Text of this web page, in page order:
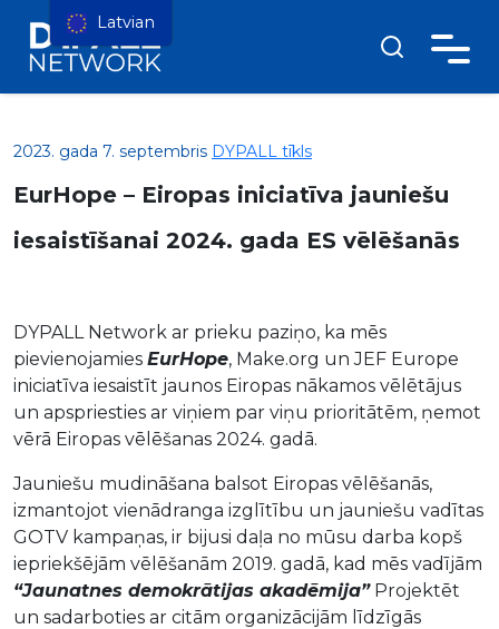
2023. gada 7. septembris DYPALL tīkls
EurHope – Eiropas iniciatīva jauniešu
iesaistīšanai 2024. gada ES vēlēšanās
DYPALL Network ar prieku paziņo, ka mēs
pievienojamies EurHope, Make.org un JEF Europe
iniciatīva iesaistīt jaunos Eiropas nākamos vēlētājus
un apspriesties ar viņiem par viņu prioritātēm, ņemot
vērā Eiropas vēlēšanas 2024. gadā.
Jauniešu mudināšana balsot Eiropas vēlēšanās,
izmantojot vienādranga izglītību un jauniešu vadītas
GOTV kampaņas, ir bijusi daļa no mūsu darba kopš
iepriekšējām vēlēšanām 2019. gadā, kad mēs vadījām
“Jaunatnes demokrātijas akadēmija”Projektēt
un sadarboties ar citām organizācijām līdzīgās
Latvian